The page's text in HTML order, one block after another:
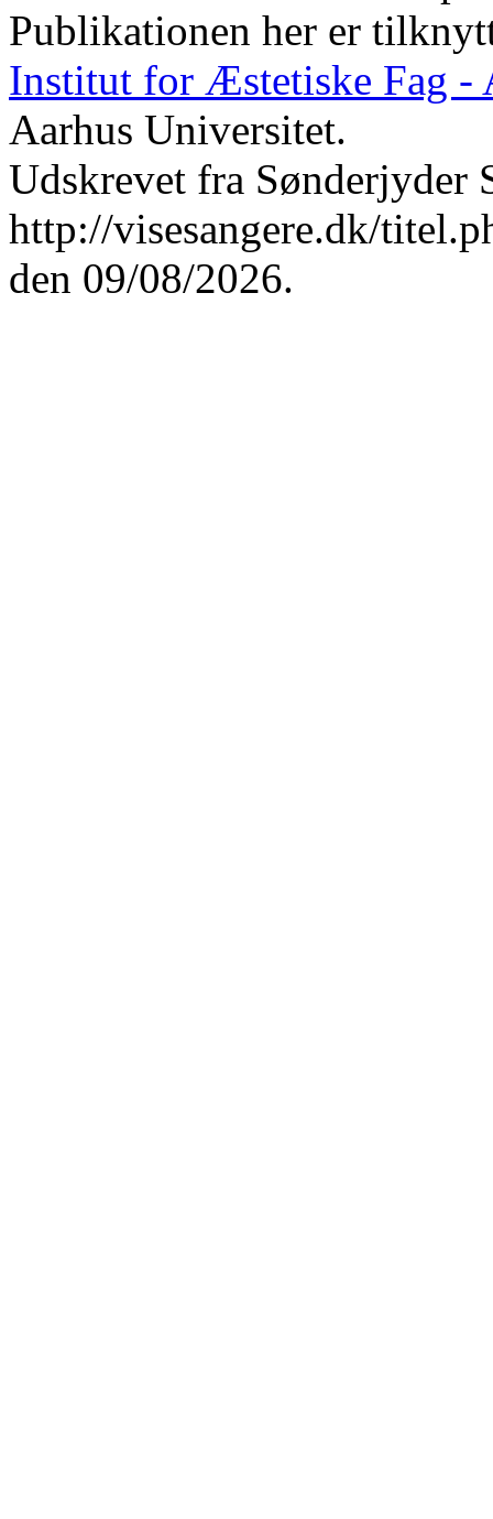
Publikationen her er
Institut for Æstetiske Fag -
Aarhus Universitet.
Udskrevet fra Sønderjyder
http://visesangere.dk/
den 09/08/2026.